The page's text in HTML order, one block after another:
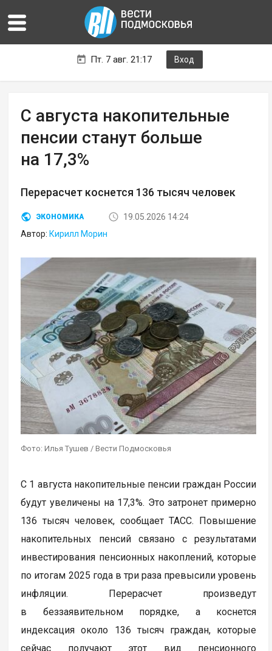
Пт. 7 авг. 21:17 Вход
С августа накопительные
пенсии станут больше
на 17,3%
Перерасчет коснется 136 тысяч человек
ЭКОНОМИКА
19.05.2026 14:24
Автор: Кирилл Морин
Фото: Илья Тушев / Вести Подмосковья
С 1 августа накопительные пенсии граждан России
будут увеличены на 17,3%. Это затронет примерно
136 тысяч человек, сообщает ТАСС. Повышение
накопительных пенсий связано с результатами
инвестирования пенсионных накоплений, которые
по итогам 2025 года в три раза превысили уровень
инфляции. Перерасчет произведут
в беззаявительном порядке, а коснется
индексация около 136 тысяч граждан, которые
сейчас получают этот вид пенсионного